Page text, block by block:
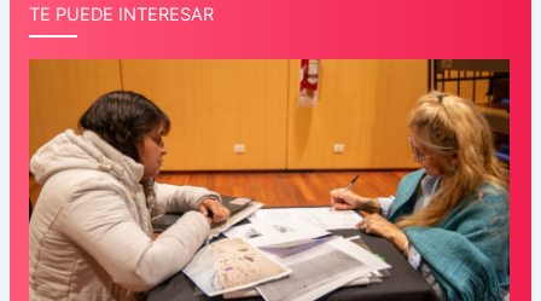
TE PUEDE INTERESAR